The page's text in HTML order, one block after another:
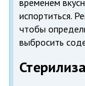
временем
испортиться.
чтобы
выбросить